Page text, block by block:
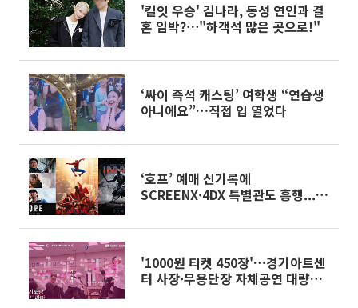
'킬잇 우승' 김나라, 동성 연인과 결
혼 임박?⋯"하객석 많은 곳으로!"
‘싸이 즉석 캐스팅’ 여학생 “연습생
아니에요”…직접 입 열었다
‘호프’ 예매 신기록에
SCREENX·4DX 특별관도 흥행...극
&]
'1000원 티켓 450장'…경기아트센
터 사장·무용단장 자체공연 대량구